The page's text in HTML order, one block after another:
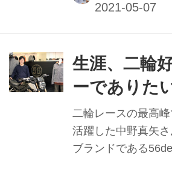
遂げた浅賀敏則さ
浅賀氏にパリダカ
営学、そして二輪
てもらった。
生涯、二輪
ーでありた
二輪レースの最高
活躍した中野真矢
ブランドである